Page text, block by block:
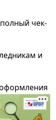
чек-
и